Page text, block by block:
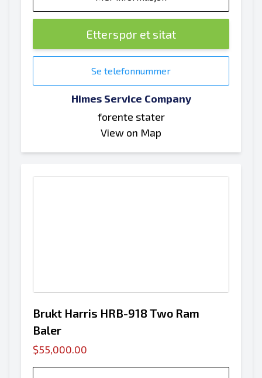
Etterspør et sitat
Se telefonnummer
Himes Service Company
forente stater
View on Map
Brukt Harris HRB-918 Two Ram
Baler
$55,000.00